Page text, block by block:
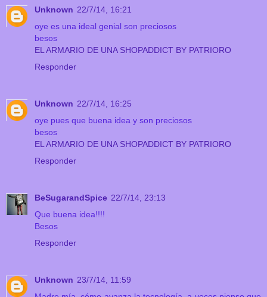
Unknown 22/7/14, 16:21
oye es una ideal genial son preciosos
besos
EL ARMARIO DE UNA SHOPADDICT BY PATRIORO
Responder
Unknown 22/7/14, 16:25
oye pues que buena idea y son preciosos
besos
EL ARMARIO DE UNA SHOPADDICT BY PATRIORO
Responder
BeSugarandSpice 22/7/14, 23:13
Que buena idea!!!!
Besos
Responder
Unknown 23/7/14, 11:59